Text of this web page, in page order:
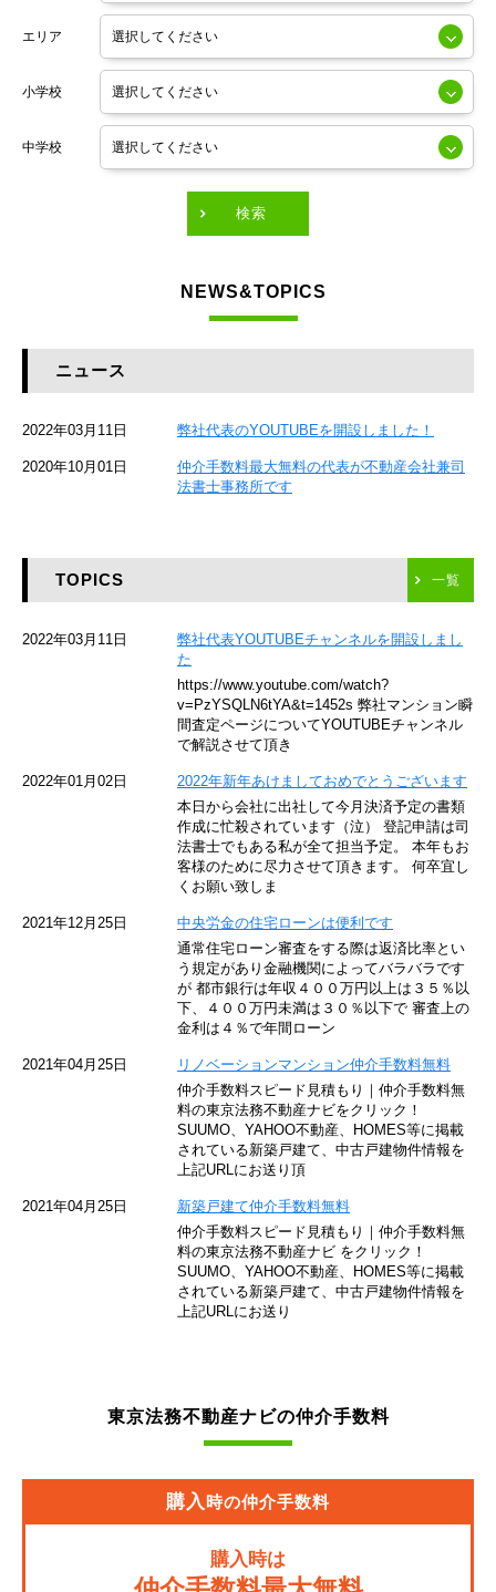
東京メトロ半蔵門線
東京メトロ副都心線
東京メトロ有楽町線
JR総武本線
京成本線
東海道新幹線
東京メトロ東西線
京王井の頭線
JR湘南新宿ライン
京王京王線
東京臨海高速鉄道
東急世田谷線
JR南武線
エリア
小学校
中学校
検索
NEWS&TOPICS
ニュース
2022年03月11日 弊社代表のYOUTUBEを開設しました！
2020年10月01日
仲介手数料最大無料の代表が不動産会社兼司
法書士事務所です
TOPICS 一覧
2022年03月11日
弊社代表YOUTUBEチャンネルを開設しまし
た
https://www.youtube.com/watch?
v=PzYSQLN6tYA&t=1452s 弊社マンション瞬
間査定ページについてYOUTUBEチャンネル
で解説させて頂き
2022年01月02日
2022年新年あけましておめでとうございます
本日から会社に出社して今月決済予定の書類
作成に忙殺されています（泣） 登記申請は司
法書士でもある私が全て担当予定。 本年もお
客様のために尽力させて頂きます。 何卒宜し
くお願い致しま
2021年12月25日
中央労金の住宅ローンは便利です
通常住宅ローン審査をする際は返済比率とい
う規定があり金融機関によってバラバラです
が 都市銀行は年収４００万円以上は３５％以
下、４００万円未満は３０％以下で 審査上の
金利は４％で年間ローン
2021年04月25日
リノベーションマンション仲介手数料無料
仲介手数料スピード見積もり｜仲介手数料無
料の東京法務不動産ナビをクリック！
SUUMO、YAHOO不動産、HOMES等に掲載
されている新築戸建て、中古戸建物件情報を
上記URLにお送り頂
2021年04月25日
新築戸建て仲介手数料無料
仲介手数料スピード見積もり｜仲介手数料無
料の東京法務不動産ナビ をクリック！
SUUMO、YAHOO不動産、HOMES等に掲載
されている新築戸建て、中古戸建物件情報を
上記URLにお送り
東京法務不動産ナビの仲介手数料
購入時の仲介手数料
購入時は